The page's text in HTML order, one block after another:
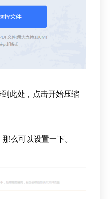
此处，点击开始压缩
么可以设置一下。